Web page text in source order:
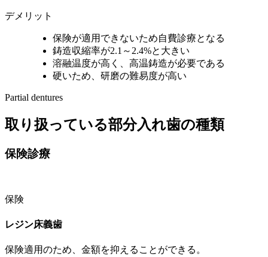
デメリット
保険が適用できないため自費診療となる
鋳造収縮率が2.1～2.4%と大きい
溶融温度が高く、高温鋳造が必要である
硬いため、研磨の難易度が高い
Partial dentures
取り扱っている部分入れ歯の種類
保険診療
保険
レジン床義歯
保険適用のため、金額を抑えることができる。